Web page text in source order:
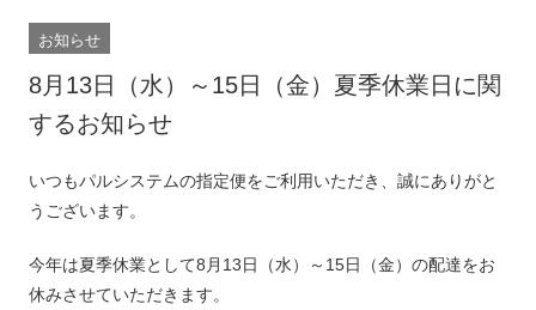
お知らせ
8月13日（水）～15日（金）夏季休業日に関
するお知らせ
いつもパルシステムの指定便をご利用いただき、誠にありがと
うございます。
今年は夏季休業として8月13日（水）～15日（金）の配達をお
休みさせていただきます。